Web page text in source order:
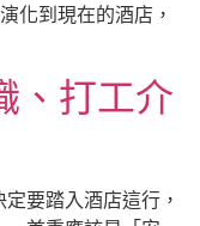
化到現在的酒店，
、打工介
要踏入酒店這行，